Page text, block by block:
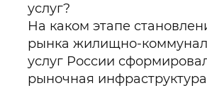
услуг?
На каком этапе
рынка жилищно-
услуг России
рыночная